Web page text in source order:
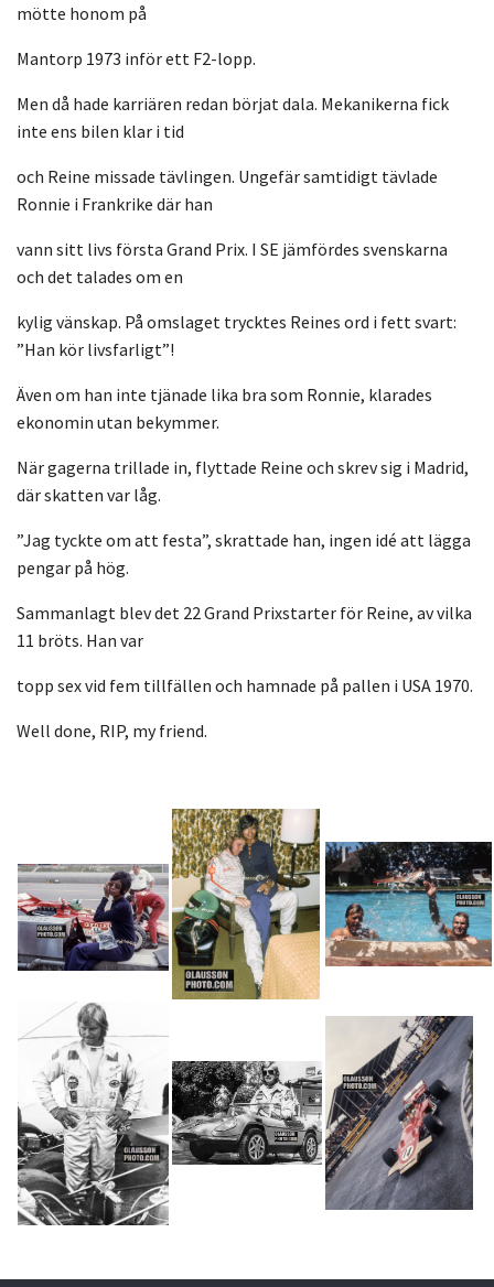
mötte honom på
Mantorp 1973 inför ett F2-lopp.
Men då hade karriären redan börjat dala. Mekanikerna fick
inte ens bilen klar i tid
och Reine missade tävlingen. Ungefär samtidigt tävlade
Ronnie i Frankrike där han
vann sitt livs första Grand Prix. I SE jämfördes svenskarna
och det talades om en
kylig vänskap. På omslaget trycktes Reines ord i fett svart:
”Han kör livsfarligt”!
Även om han inte tjänade lika bra som Ronnie, klarades
ekonomin utan bekymmer.
När gagerna trillade in, flyttade Reine och skrev sig i Madrid,
där skatten var låg.
”Jag tyckte om att festa”, skrattade han, ingen idé att lägga
pengar på hög.
Sammanlagt blev det 22 Grand Prixstarter för Reine, av vilka
11 bröts. Han var
topp sex vid fem tillfällen och hamnade på pallen i USA 1970.
Well done, RIP, my friend.